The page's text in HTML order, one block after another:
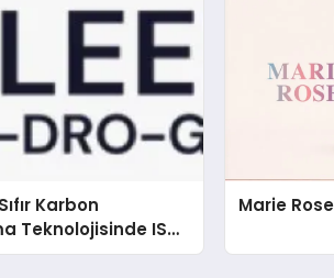
Karbon
Teknolojisinde ISO
Aldı
Marie